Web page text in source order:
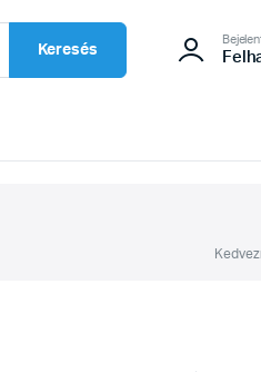
Keresés